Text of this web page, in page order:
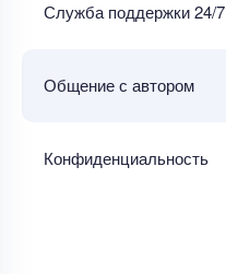
Служба поддержки 24/7
Общение с автором
Конфиденциальность